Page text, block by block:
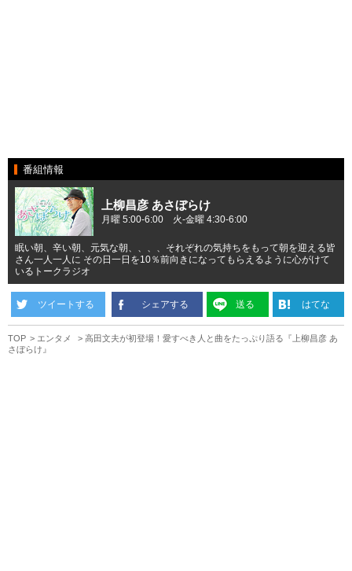
番組情報
上柳昌彦 あさぼらけ
月曜 5:00-6:00 火-金曜 4:30-6:00
眠い朝、辛い朝、元気な朝、、、、それぞれの気持ちをもって朝を迎える皆
さん一人一人に その日一日を10％前向きになってもらえるように心がけて
いるトークラジオ
ツイートする シェアする 送る はてな
TOP エンタメ
高田文夫が初登場！愛すべき人と曲をたっぷり語る『上柳昌彦 あ
さぼらけ』